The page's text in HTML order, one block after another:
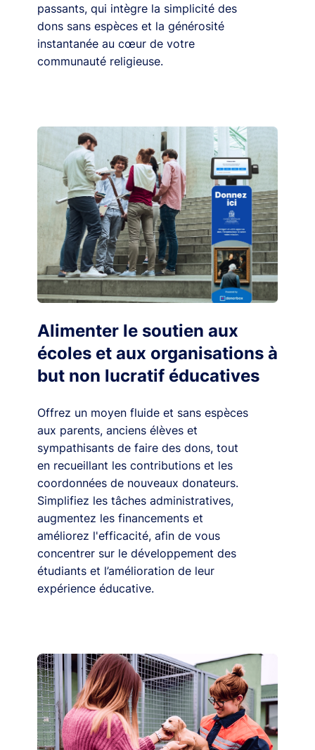
passants, qui intègre la simplicité des
dons sans espèces et la générosité
instantanée au cœur de votre
communauté religieuse.
Alimenter le soutien aux
écoles et aux organisations à
but non lucratif éducatives
Offrez un moyen fluide et sans espèces
aux parents, anciens élèves et
sympathisants de faire des dons, tout
en recueillant les contributions et les
coordonnées de nouveaux donateurs.
Simplifiez les tâches administratives,
augmentez les financements et
améliorez l'efficacité, afin de vous
concentrer sur le développement des
étudiants et l’amélioration de leur
expérience éducative.